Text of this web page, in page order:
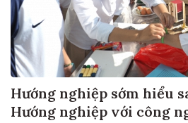
Hướng nghiệp sớm hiểu
Hướng nghiệp với công